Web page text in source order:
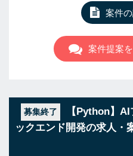
案件
案件提案
募集終了
【Python】
ックエンド開発の求人・